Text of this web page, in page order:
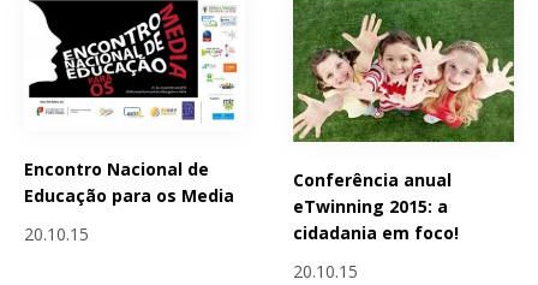
Encontro Nacional de
Educação para os Media
20.10.15
Conferência anual
eTwinning 2015: a
cidadania em foco!
20.10.15